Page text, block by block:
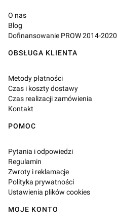
O nas
Blog
Dofinansowanie PROW 2014-2020
OBSŁUGA KLIENTA
Metody płatności
Czas i koszty dostawy
Czas realizacji zamówienia
Kontakt
POMOC
Pytania i odpowiedzi
Regulamin
Zwroty i reklamacje
Polityka prywatności
Ustawienia plików cookies
MOJE KONTO